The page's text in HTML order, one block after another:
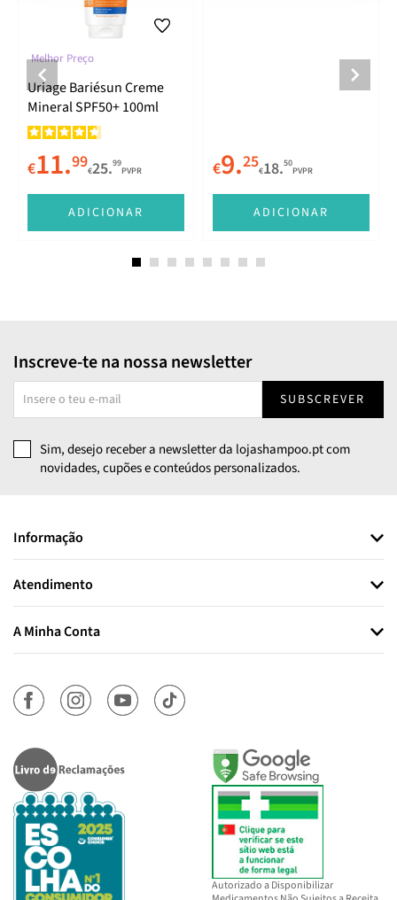
Melhor Preço
Uriage Bariésun Creme
Mineral SPF50+ 100ml
€11.99€25.99
PVPR
ADICIONAR
€9.25€18.50
PVPR
ADICIONAR
Inscreve-te na nossa newsletter
SUBSCREVER
Sim, desejo receber a newsletter da lojashampoo.pt com
novidades, cupões e conteúdos personalizados.
Informação
Atendimento
A Minha Conta
Autorizado a Disponibilizar